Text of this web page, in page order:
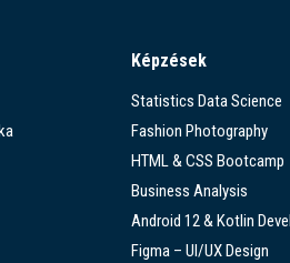
Képzések
Statistics Data Science
Fashion Photography
HTML & CSS Bootcamp
Business Analysis
Android 12 & Kotlin
Figma – UI/UX Design